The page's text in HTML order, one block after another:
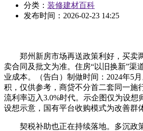
分类： 装修建材百科
发布时间： 2026-02-23 14:25
郑州新房市场再送政策利好，买卖
卖合同及批文为准。住房“以旧换新”渠
业成本。（告白）制做时间：2024年5
积，仅供参考，商贷不分首二套同一施
流利率迈入3.0%时代。示企图仅为设想
设想示意，国有平台收购模式为改善群
契税补助也正在持续落地。多沉政